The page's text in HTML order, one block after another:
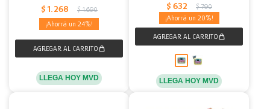
$ 1.268 $ 1.690
24
LLEGA HOY MVD
$ 632 $ 790
20
LLEGA HOY MVD